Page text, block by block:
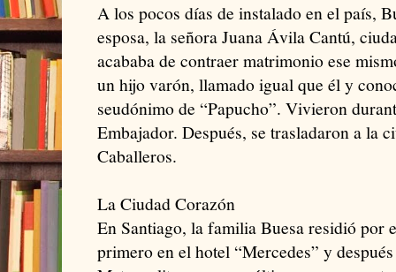
A los pocos días de instalado en el país,
esposa, la señora Juana Ávila Cantú,
acababa de contraer matrimonio ese
un hijo varón, llamado igual que él y
seudónimo de “Papucho”. Vivieron
Embajador. Después, se trasladaron a la
Caballeros.
La Ciudad Corazón
En Santiago, la familia Buesa residió por
primero en el hotel “Mercedes” y